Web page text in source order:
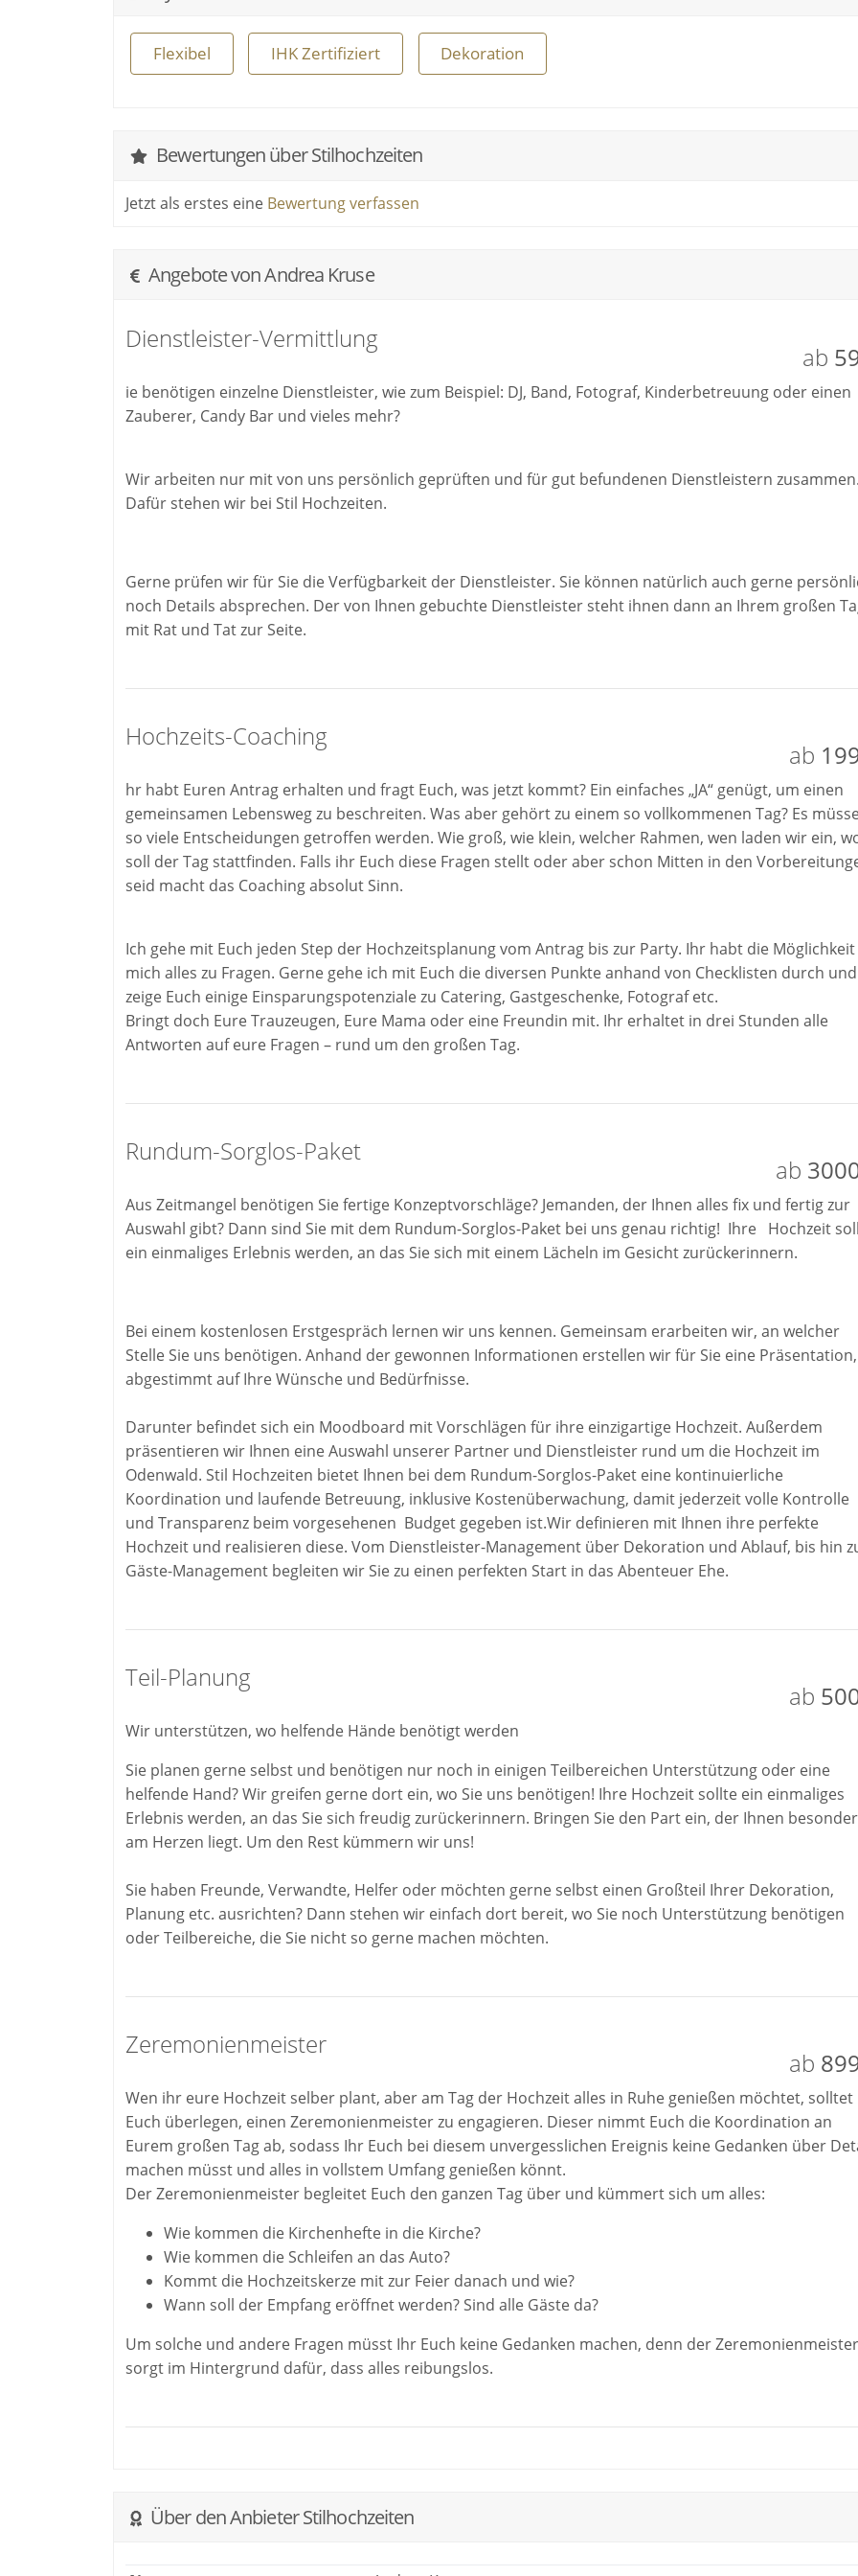
Flexibel IHK Zertifiziert Dekoration
Bewertungen über Stilhochzeiten
Jetzt als erstes eine Bewertung verfassen
Angebote von Andrea Kruse
Dienstleister-Vermittlung
ab
ie benötigen einzelne Dienstleister, wie zum Beispiel: DJ, Band, Fotograf, Kinderbetreuung oder einen
Zauberer, Candy Bar und vieles mehr?
Wir arbeiten nur mit von uns persönlich geprüften und für gut befundenen Dienstleistern
Dafür stehen wir bei Stil Hochzeiten.
Gerne prüfen wir für Sie die Verfügbarkeit der Dienstleister. Sie können natürlich auch gerne
noch Details absprechen. Der von Ihnen gebuchte Dienstleister steht ihnen dann an Ihrem großen
mit Rat und Tat zur Seite.
Hochzeits-Coaching
ab
hr habt Euren Antrag erhalten und fragt Euch, was jetzt kommt? Ein einfaches „JA“ genügt, um einen
gemeinsamen Lebensweg zu beschreiten. Was aber gehört zu einem so vollkommenen Tag? Es
so viele Entscheidungen getroffen werden. Wie groß, wie klein, welcher Rahmen, wen laden wir ein,
soll der Tag stattfinden. Falls ihr Euch diese Fragen stellt oder aber schon Mitten in den
seid macht das Coaching absolut Sinn.
Ich gehe mit Euch jeden Step der Hochzeitsplanung vom Antrag bis zur Party. Ihr habt die Möglichkeit
mich alles zu Fragen. Gerne gehe ich mit Euch die diversen Punkte anhand von Checklisten durch und
zeige Euch einige Einsparungspotenziale zu Catering, Gastgeschenke, Fotograf etc.
Bringt doch Eure Trauzeugen, Eure Mama oder eine Freundin mit. Ihr erhaltet in drei Stunden alle
Antworten auf eure Fragen – rund um den großen Tag.
Rundum-Sorglos-Paket
ab
Aus Zeitmangel benötigen Sie fertige Konzeptvorschläge? Jemanden, der Ihnen alles fix und fertig zur
Auswahl gibt? Dann sind Sie mit dem Rundum-Sorglos-Paket bei uns genau richtig! Ihre Hochzeit
ein einmaliges Erlebnis werden, an das Sie sich mit einem Lächeln im Gesicht zurückerinnern.
Bei einem kostenlosen Erstgespräch lernen wir uns kennen. Gemeinsam erarbeiten wir, an welcher
Stelle Sie uns benötigen. Anhand der gewonnen Informationen erstellen wir für Sie eine Präsentation,
abgestimmt auf Ihre Wünsche und Bedürfnisse.
Darunter befindet sich ein Moodboard mit Vorschlägen für ihre einzigartige Hochzeit. Außerdem
präsentieren wir Ihnen eine Auswahl unserer Partner und Dienstleister rund um die Hochzeit im
Odenwald. Stil Hochzeiten bietet Ihnen bei dem Rundum-Sorglos-Paket eine kontinuierliche
Koordination und laufende Betreuung, inklusive Kostenüberwachung, damit jederzeit volle Kontrolle
und Transparenz beim vorgesehenen Budget gegeben ist.Wir definieren mit Ihnen ihre perfekte
Hochzeit und realisieren diese. Vom Dienstleister-Management über Dekoration und Ablauf, bis hin
Gäste-Management begleiten wir Sie zu einen perfekten Start in das Abenteuer Ehe.
Teil-Planung
ab
Wir unterstützen, wo helfende Hände benötigt werden
Sie planen gerne selbst und benötigen nur noch in einigen Teilbereichen Unterstützung oder eine
helfende Hand? Wir greifen gerne dort ein, wo Sie uns benötigen! Ihre Hochzeit sollte ein einmaliges
Erlebnis werden, an das Sie sich freudig zurückerinnern. Bringen Sie den Part ein, der Ihnen
am Herzen liegt. Um den Rest kümmern wir uns!
Sie haben Freunde, Verwandte, Helfer oder möchten gerne selbst einen Großteil Ihrer Dekoration,
Planung etc. ausrichten? Dann stehen wir einfach dort bereit, wo Sie noch Unterstützung benötigen
oder Teilbereiche, die Sie nicht so gerne machen möchten.
Zeremonienmeister
ab
Wen ihr eure Hochzeit selber plant, aber am Tag der Hochzeit alles in Ruhe genießen möchtet,
Euch überlegen, einen Zeremonienmeister zu engagieren. Dieser nimmt Euch die Koordination an
Eurem großen Tag ab, sodass Ihr Euch bei diesem unvergesslichen Ereignis keine Gedanken über
machen müsst und alles in vollstem Umfang genießen könnt.
Der Zeremonienmeister begleitet Euch den ganzen Tag über und kümmert sich um alles:
Wie kommen die Kirchenhefte in die Kirche?
Wie kommen die Schleifen an das Auto?
Kommt die Hochzeitskerze mit zur Feier danach und wie?
Wann soll der Empfang eröffnet werden? Sind alle Gäste da?
Um solche und andere Fragen müsst Ihr Euch keine Gedanken machen, denn der Zeremonienmeister
sorgt im Hintergrund dafür, dass alles reibungslos.
Über den Anbieter Stilhochzeiten